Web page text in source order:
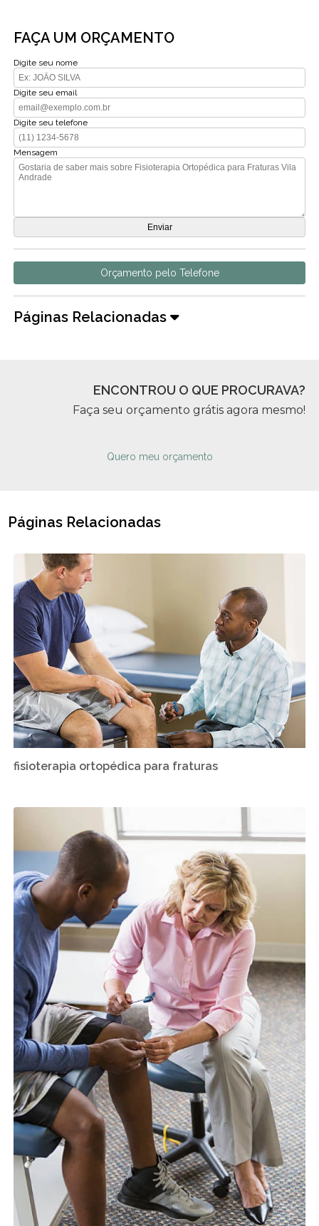
FAÇA UM ORÇAMENTO
Digite seu nome
Digite seu email
Digite seu telefone
Mensagem
Orçamento pelo Telefone
Páginas Relacionadas
ENCONTROU O QUE PROCURAVA?
Faça seu orçamento grátis agora mesmo!
Quero meu orçamento
Páginas Relacionadas
fisioterapia ortopédica para fraturas